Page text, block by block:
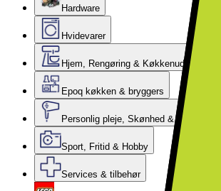
Hardware
Hvidevarer
Hjem, Rengøring & Køkkenudstyr
Epoq køkken & bryggers
Personlig pleje, Skønhed & Velvære
Sport, Fritid & Hobby
Services & tilbehør